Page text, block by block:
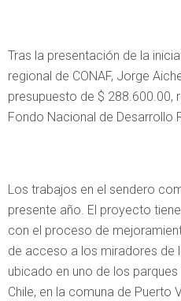
Tras la presentación de la
regional de CONAF, Jorge
presupuesto de $ 288.600.00,
Fondo Nacional de Desarrollo
Los trabajos en el sendero
presente año. El proyecto
con el proceso de
de acceso a los miradores de
ubicado en uno de los
Chile, en la comuna de Puerto